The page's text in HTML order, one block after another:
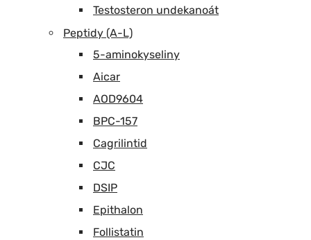
Testosteron undekanoát
Peptidy (A-L)
5-aminokyseliny
Aicar
AOD9604
BPC-157
Cagrilintid
CJC
DSIP
Epithalon
Follistatin